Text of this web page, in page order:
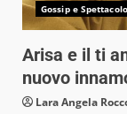
Gossip e Spettacolo
Arisa e il ti
nuovo
Lara Angela